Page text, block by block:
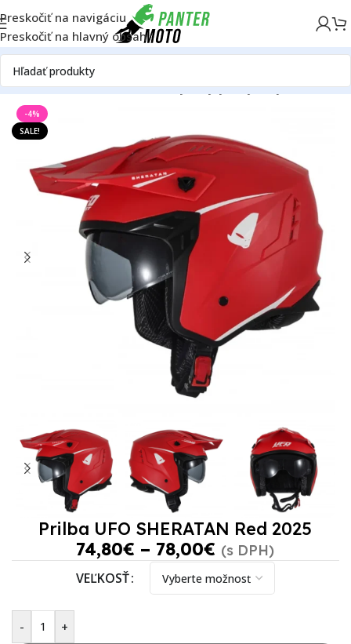
Preskočiť na navigáciu
Preskočiť na hlavný obsah
DomovON ROADOblečenie a výstrojVýstrojPrilbyOtvorené
-4%
SALE!
Prilba UFO SHERATAN Red 2025
74,80€ – 78,00€ (s DPH)
VEĽKOSŤ
- +